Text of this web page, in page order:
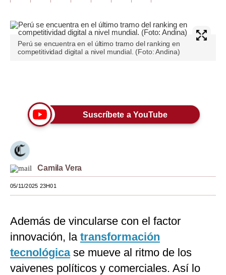
Tendencias
Moda
Mundo
España
Internacional
Tecnología
Perú se encuentra en el último tramo del ranking en
competitividad digital a nivel mundial. (Foto: Andina)
Suscríbete a YouTube
Camila Vera
05/11/2025 23H01
Además de vincularse con el factor
innovación, la transformación
tecnológicase mueve al ritmo de los
vaivenes políticos y comerciales. Así lo